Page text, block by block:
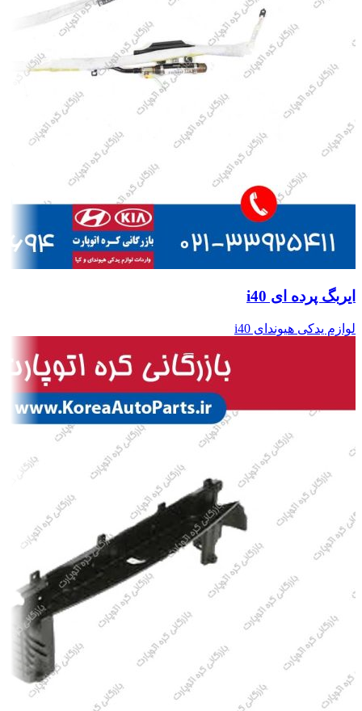
ایربگ پرده ای i40
لوازم یدکی هیوندای i40